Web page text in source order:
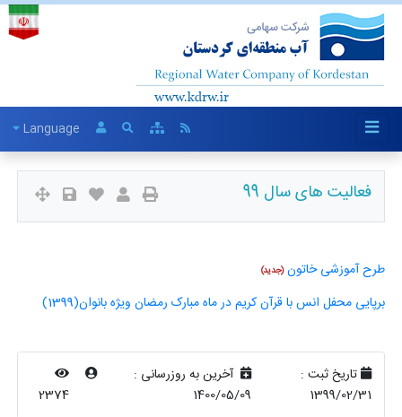
Language
فعالیت های سال 99
طرح آموزشی خاتون(جدید)
برپایی محفل انس با قرآن کریم در ماه مبارک رمضان ویژه بانوان(1399)
تاریخ ثبت :
1399/02/31
آخرین به روزرسانی :
1400/05/09
2374